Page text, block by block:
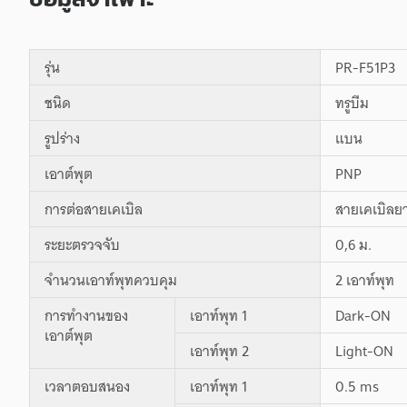
รุ่น
PR-F51P3
ชนิด
ทรูบีม
รูปร่าง
แบน
เอาต์พุต
PNP
การต่อสายเคเบิล
สายเคเบิล
ระยะตรวจจับ
0,6 ม.
จำนวนเอาท์พุทควบคุม
2 เอาท์พุท
การทำงานของ
เอาต์พุต
เอาท์พุท 1
Dark-ON
เอาท์พุท 2
Light-ON
เวลาตอบสนอง
เอาท์พุท 1
0.5 ms